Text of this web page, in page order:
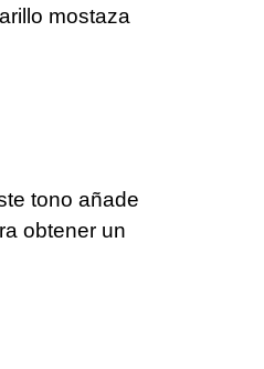
mostaza
tono añade
obtener un